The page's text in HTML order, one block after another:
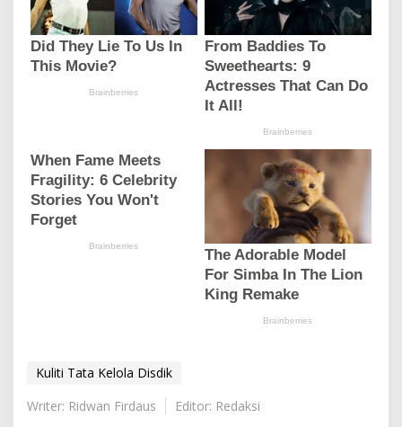
Kuliti Tata Kelola Disdik
Writer: Ridwan Firdaus
Editor: Redaksi